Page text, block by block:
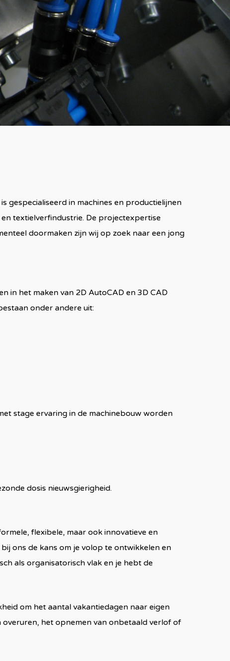
gespecialiseerd in machines en productielijnen
textielverfindustrie. De projectexpertise
doormaken zijn wij op zoek naar een jong
in het maken van 2D AutoCAD en 3D CAD
onder andere uit:
stage ervaring in de machinebouw worden
dosis nieuwsgierigheid.
flexibele, maar ook innovatieve en
ons de kans om je volop te ontwikkelen en
als organisatorisch vlak en je hebt de
om het aantal vakantiedagen naar eigen
overuren, het opnemen van onbetaald verlof of